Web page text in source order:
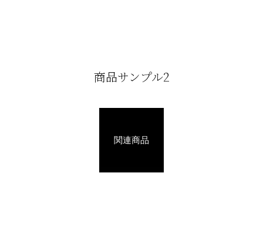
商品サンプル2
関連商品